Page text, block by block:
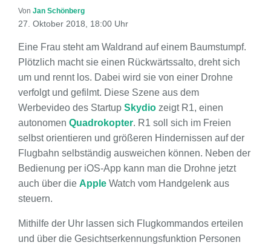
Von Jan Schönberg
27. Oktober 2018, 18:00 Uhr
Eine Frau steht am Waldrand auf einem Baumstumpf.
Plötzlich macht sie einen Rückwärtssalto, dreht sich
um und rennt los. Dabei wird sie von einer Drohne
verfolgt und gefilmt. Diese Szene aus dem
Werbevideo des Startup Skydio zeigt R1, einen
autonomen Quadrokopter. R1 soll sich im Freien
selbst orientieren und größeren Hindernissen auf der
Flugbahn selbständig ausweichen können. Neben der
Bedienung per iOS-App kann man die Drohne jetzt
auch über die Apple Watch vom Handgelenk aus
steuern.
Mithilfe der Uhr lassen sich Flugkommandos erteilen
und über die Gesichtserkennungsfunktion Personen